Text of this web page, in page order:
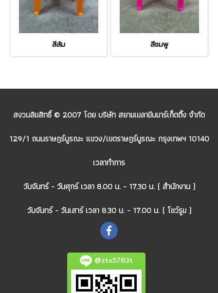
สีส้ม สีชมพู
สงวนลิขสิทธิ์ © 2007 โดย บริษัท สยามเมลามีนมาร์เก็ตติ้ง จำกัด
129/1 ถนนราษฎร์บูรณะ แขวง/เขตราษฎร์บูรณะ กรุงเทพฯ 10140
เวลาทำการ
วันจันทร์ - วันศุกร์ เวลา 8.00 น. - 17.30 น. ( สำนักงาน )
วันจันทร์ - วันเสาร์ เวลา 8.30 น. - 17.00 น. ( โชว์รูม )
@ztx5783t